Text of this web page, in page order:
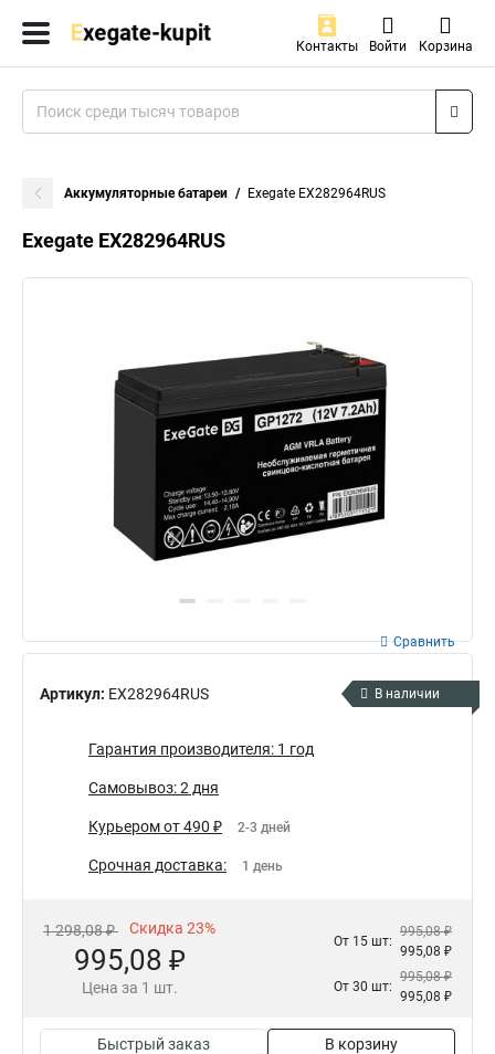
Контакты Войти Корзина
Аккумуляторные батареи Exegate EX282964RUS
Exegate EX282964RUS
Артикул: EX282964RUS
Сравнить
В наличии
Гарантия производителя: 1 год
Самовывоз: 2 дня
Курьером от 490 ₽ 2-3 дней
Срочная доставка: 1 день
1 298,08 ₽ Скидка 23%
995,08 ₽
Цена за 1 шт.
От 15 шт:
995,08 ₽
995,08 ₽
От 30 шт:
995,08 ₽
995,08 ₽
Быстрый заказ В корзину